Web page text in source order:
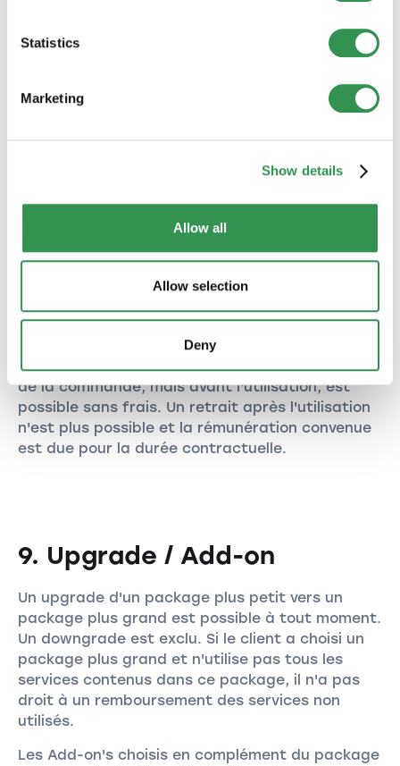
Statistics
Marketing
Show details
Allow all
Allow selection
Deny
déjà engagées par l'autre partie. Une résiliation
en temps inopportun n'est pas autorisée. Les
facturés au client. Le montant exact sera
communiqué au client lors de la conclusion du
L'échange de produits est en principe exclu.
Le client obtient de l'entreprise le droit d'utiliser
les documents de la box de contrats pour la
durée convenue. Un retrait après la conclusion
de la commande, mais avant l'utilisation, est
possible sans frais. Un retrait après l'utilisation
n'est plus possible et la rémunération convenue
est due pour la durée contractuelle.
9. Upgrade / Add-on
Un upgrade d'un package plus petit vers un
package plus grand est possible à tout moment.
Un downgrade est exclu. Si le client a choisi un
package plus grand et n'utilise pas tous les
services contenus dans ce package, il n'a pas
droit à un remboursement des services non
utilisés.
Les Add-on's choisis en complément du package